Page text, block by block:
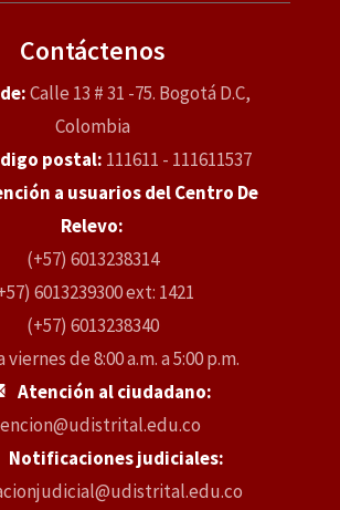
Contáctenos
Calle 13 # 31 -75. Bogotá D.C,
Colombia
postal: 111611 - 111611537
a usuarios del Centro De
Relevo:
(+57) 6013238314
6013239300 ext: 1421
(+57) 6013238340
viernes de 8:00 a.m. a 5:00 p.m.
Atención al ciudadano:
Notificaciones judiciales: